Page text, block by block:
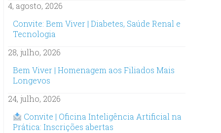
4, agosto, 2026
Convite: Bem Viver | Diabetes, Saúde Renal e
Tecnologia
28, julho, 2026
Bem Viver | Homenagem aos Filiados Mais
Longevos
24, julho, 2026
Convite | Oficina Inteligência Artificial na
Prática: Inscrições abertas